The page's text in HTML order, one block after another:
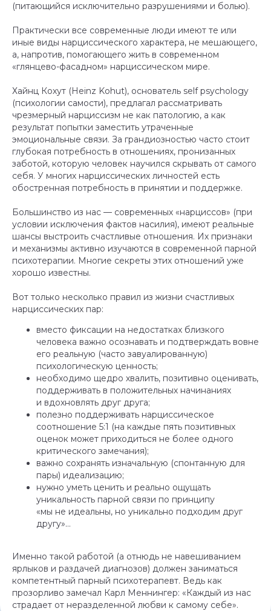
(питающийся исключительно разрушениями и болью).
Практически все современные люди имеют те или
иные виды нарциссического характера, не мешающего,
а, напротив, помогающего жить в современном
«глянцево-фасадном» нарциссическом мире.
Хайнц Кохут (Heinz Kohut), основатель self psychology
(психологии самости), предлагал рассматривать
чрезмерный нарциссизм не как патологию, а как
результат попытки заместить утраченные
эмоциональные связи. За грандиозностью часто стоит
глубокая потребность в отношениях, пронизанных
заботой, которую человек научился скрывать от самого
себя. У многих нарциссических личностей есть
обостренная потребность в принятии и поддержке.
Большинство из нас — современных «нарциссов» (при
условии исключения фактов насилия), имеют реальные
шансы выстроить счастливые отношения. Их признаки
и механизмы активно изучаются в современной парной
психотерапии. Многие секреты этих отношений уже
хорошо известны.
Вот только несколько правил из жизни счастливых
нарциссических пар:
вместо фиксации на недостатках близкого
человека важно осознавать и подтверждать вовне
его реальную (часто завуалированную)
психологическую ценность;
необходимо щедро хвалить, позитивно оценивать,
поддерживать в положительных начинаниях
и вдохновлять друг друга;
полезно поддерживать нарциссическое
соотношение 5:1 (на каждые пять позитивных
оценок может приходиться не более одного
критического замечания);
важно сохранять изначальную (спонтанную для
пары) идеализацию;
нужно уметь ценить и реально ощущать
уникальность парной связи по принципу
«мы не идеальны, но уникально подходим друг
другу»…
Именно такой работой (а отнюдь не навешиванием
ярлыков и раздачей диагнозов) должен заниматься
компетентный парный психотерапевт. Ведь как
прозорливо замечал Карл Меннингер: «Каждый из нас
страдает от неразделенной любви к самому себе».
Контакты
Лицензия
Сведения об организации
Главная
Реквизиты
16 +
Конфиденциальность
© АНО «ДСК» 2024 -2026
Сайт сделан в АртФактор